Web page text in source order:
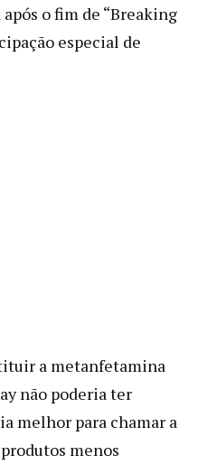
o fim de “Breaking
especial de
a metanfetamina
não poderia ter
melhor para chamar a
menos